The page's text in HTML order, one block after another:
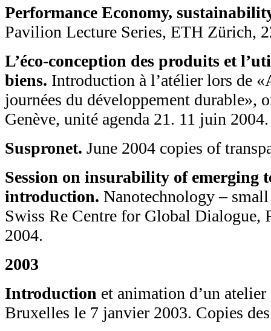
Performance Economy,
Pavilion Lecture Series, ETH Zürich,
L’éco-conception des produits et
biens. Introduction à l’atélier lors de
journées du développement durable»,
Genève, unité agenda 21. 11 juin 2004.
Suspronet. June 2004 copies of
Session on insurability of emerging
introduction. Nanotechnology –
Swiss Re Centre for Global Dialogue,
2004.
2003
Introduction et animation d’un
Bruxelles le 7 janvier 2003. Copies